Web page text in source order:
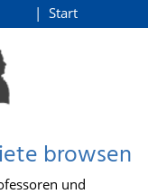
Start
browsen
und